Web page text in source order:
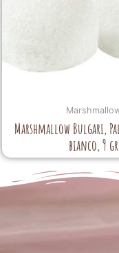
Marshmallow Bulgari,
bianco, 9 gr